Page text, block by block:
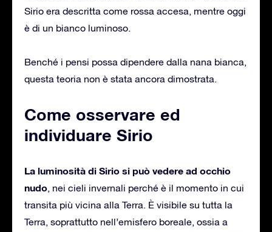
Sirio era descritta come rossa accesa, mentre oggi
è di un bianco luminoso.
Benché i pensi possa dipendere dalla nana bianca,
questa teoria non è stata ancora dimostrata.
Come osservare ed
individuare Sirio
La luminosità di Sirio si può vedere ad occhio
nudo, nei cieli invernali perché è il momento in cui
transita più vicina alla Terra. È visibile su tutta la
Terra, soprattutto nell’emisfero boreale, ossia a